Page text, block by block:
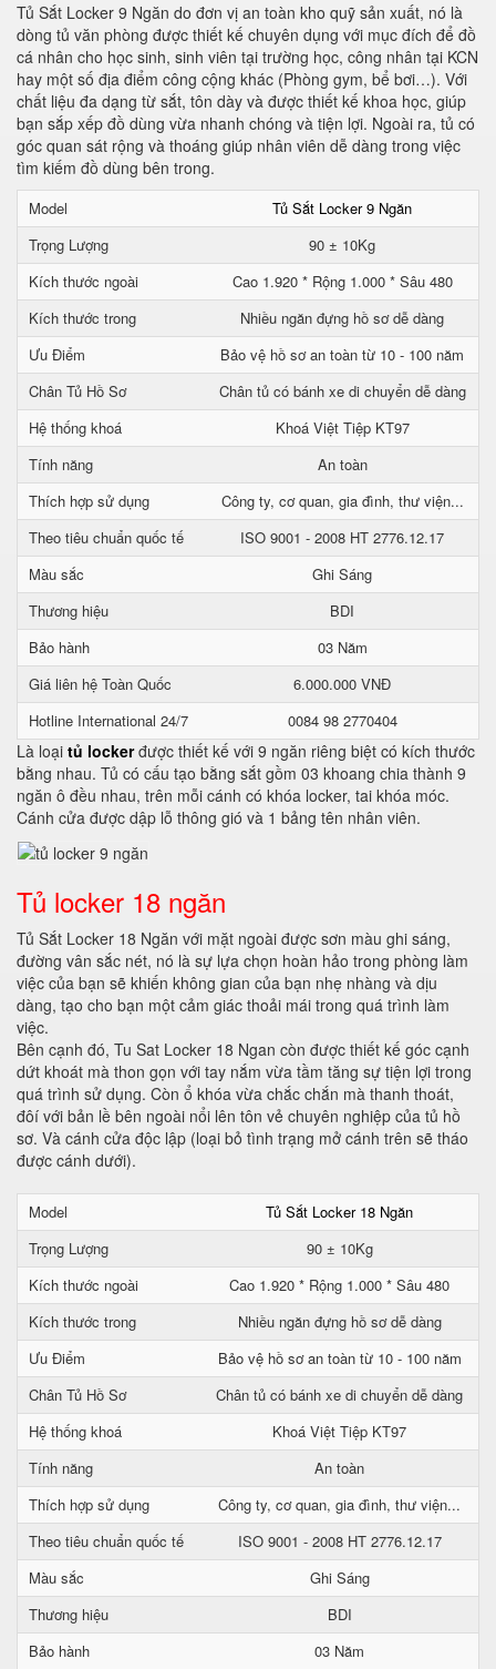
Tủ Sắt Locker 9 Ngăn do đơn vị an toàn kho quỹ sản xuất, nó là
dòng tủ văn phòng được thiết kế chuyên dụng với mục đích để đồ
cá nhân cho học sinh, sinh viên tại trường học, công nhân tại KCN
hay một số địa điểm công cộng khác (Phòng gym, bể bơi…). Với
chất liệu đa dạng từ sắt, tôn dày và được thiết kế khoa học, giúp
bạn sắp xếp đồ dùng vừa nhanh chóng và tiện lợi. Ngoài ra, tủ có
góc quan sát rộng và thoáng giúp nhân viên dễ dàng trong việc
tìm kiếm đồ dùng bên trong.
Model
Tủ Sắt Locker 9 Ngăn
Trọng Lượng
90 ± 10Kg
Kích thước ngoài
Cao 1.920 * Rộng 1.000 * Sâu 480
Kích thước trong
Nhiều ngăn đựng hồ sơ dễ dàng
Ưu Điểm
Bảo vệ hồ sơ an toàn từ 10 - 100 năm
Chân Tủ Hồ Sơ
Chân tủ có bánh xe di chuyển dễ dàng
Hệ thống khoá
Khoá Việt Tiệp KT97
Tính năng
An toàn
Thích hợp sử dụng
Công ty, cơ quan, gia đình, thư viện...
Theo tiêu chuẩn quốc tế
ISO 9001 - 2008 HT 2776.12.17
Màu sắc
Ghi Sáng
Thương hiệu
BDI
Bảo hành
03 Năm
Giá liên hệ Toàn Quốc
6.000.000 VNĐ
Hotline International 24/7
0084 98 2770404
Là loại tủ lockerđược thiết kế với 9 ngăn riêng biệt có kích thước
bằng nhau. Tủ có cấu tạo bằng sắt gồm 03 khoang chia thành 9
ngăn ô đều nhau, trên mỗi cánh có khóa locker, tai khóa móc.
Cánh cửa được dập lỗ thông gió và 1 bảng tên nhân viên.
Tủ locker 18 ngăn
Tủ Sắt Locker 18 Ngăn với mặt ngoài được sơn màu ghi sáng,
đường vân sắc nét, nó là sự lựa chọn hoàn hảo trong phòng làm
việc của bạn sẽ khiến không gian của bạn nhẹ nhàng và dịu
dàng, tạo cho bạn một cảm giác thoải mái trong quá trình làm
việc.
Bên cạnh đó, Tu Sat Locker 18 Ngan còn được thiết kế góc cạnh
dứt khoát mà thon gọn với tay nắm vừa tầm tăng sự tiện lợi trong
quá trình sử dụng. Còn ổ khóa vừa chắc chắn mà thanh thoát,
đôí với bản lề bên ngoài nổi lên tôn vẻ chuyên nghiệp của tủ hồ
sơ. Và cánh cửa độc lập (loại bỏ tình trạng mở cánh trên sẽ tháo
được cánh dưới).
Model
Tủ Sắt Locker 18 Ngăn
Trọng Lượng
90 ± 10Kg
Kích thước ngoài
Cao 1.920 * Rộng 1.000 * Sâu 480
Kích thước trong
Nhiều ngăn đựng hồ sơ dễ dàng
Ưu Điểm
Bảo vệ hồ sơ an toàn từ 10 - 100 năm
Chân Tủ Hồ Sơ
Chân tủ có bánh xe di chuyển dễ dàng
Hệ thống khoá
Khoá Việt Tiệp KT97
Tính năng
An toàn
Thích hợp sử dụng
Công ty, cơ quan, gia đình, thư viện...
Theo tiêu chuẩn quốc tế
ISO 9001 - 2008 HT 2776.12.17
Màu sắc
Ghi Sáng
Thương hiệu
BDI
Bảo hành
03 Năm